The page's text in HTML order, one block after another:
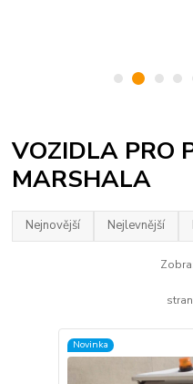
VOZIDLA PRO
MARSHALA
Nejnovější Nejlevnější
Novinka